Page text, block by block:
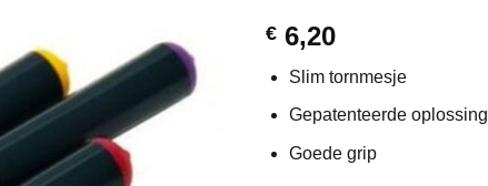
5op 5
gebaseerd
klant
waardering
€ 6,20
Slim tornmesje
Gepatenteerde oplossing
Goede grip